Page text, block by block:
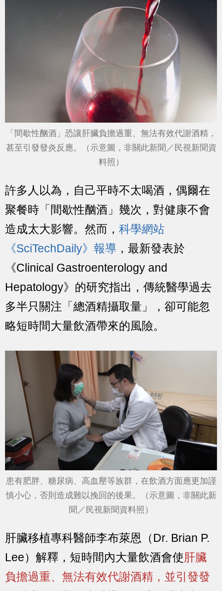
「間歇性酗酒」恐讓肝臟負擔過重、無法有效代謝酒精，
甚至引發發炎反應。（示意圖，非關此新聞／民視新聞資
料照）
許多人以為，自己平時不太喝酒，偶爾在
聚餐時「間歇性酗酒」幾次，對健康不會
造成太大影響。然而， 科學網站
《SciTechDaily》報導 ，最新發表於
《Clinical Gastroenterology and
Hepatology》的研究指出，傳統醫學過去
多半只關注「總酒精攝取量」，卻可能忽
略短時間大量飲酒帶來的風險。
患有肥胖、糖尿病、高血壓等族群，在飲酒方面應更加謹
慎小心，否則造成難以挽回的後果。（示意圖，非關此新
聞／民視新聞資料照）
肝臟移植專科醫師李布萊恩（Dr. Brian P.
Lee）解釋，短時間內大量飲酒會使肝臟
負擔過重、無法有效代謝酒精，並引發發